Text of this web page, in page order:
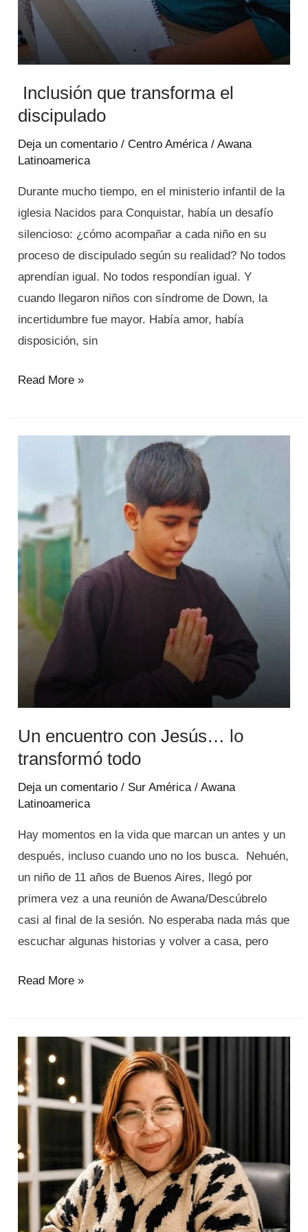
Inclusión que transforma el
discipulado
Deja un comentario /Centro América/Awana
Latinoamerica
Durante mucho tiempo, en el ministerio infantil de la
iglesia Nacidos para Conquistar, había un desafío
silencioso: ¿cómo acompañar a cada niño en su
proceso de discipulado según su realidad? No todos
aprendían igual. No todos respondían igual. Y
cuando llegaron niños con síndrome de Down, la
incertidumbre fue mayor. Había amor, había
disposición, sin
Read More »
Un encuentro con Jesús… lo
transformó todo
Deja un comentario / Sur América/Awana
Latinoamerica
Hay momentos en la vida que marcan un antes y un
después, incluso cuando uno no los busca. Nehuén,
un niño de 11 años de Buenos Aires, llegó por
primera vez a una reunión de Awana/Descúbrelo
casi al final de la sesión. No esperaba nada más que
escuchar algunas historias y volver a casa, pero
Jesús…
lo
transformó
todo
Read More »
discipulados,
iglesia
transformada”